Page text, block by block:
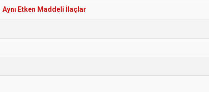
Aynı Etken Maddeli İlaçlar